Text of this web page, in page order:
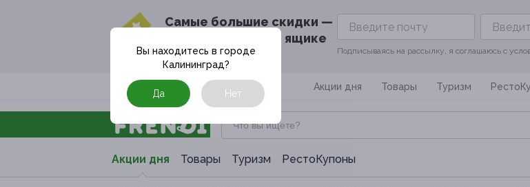
Cамые большие скидки —
в твоём почтовом ящике
Подписываясь на рассылку, я соглашаюсь с
Москва Акции дня Товары Туризм
Акции дня Товары Туризм РестоКупоны
Вы находитесь в городе
Калининград?
Да Нет